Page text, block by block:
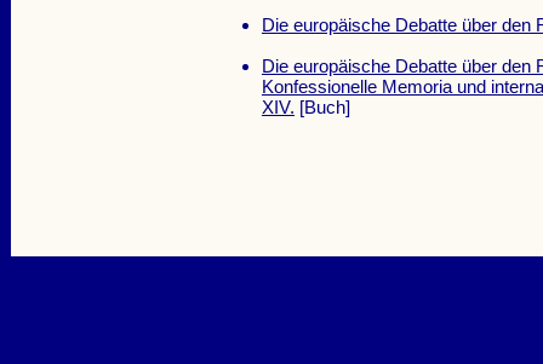
Die europäische Debatte über den
Die europäische Debatte über den
Konfessionelle Memoria und
XIV. [Buch]